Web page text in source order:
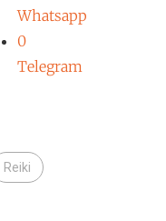
Whatsapp
0
Telegram
Reiki